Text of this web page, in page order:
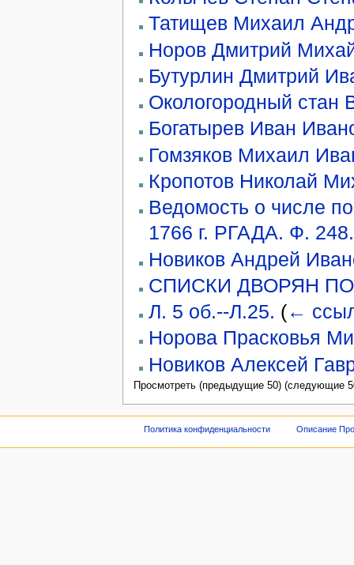
Татищев Михаил
Норов Дмитрий
Бутурлин Дмитрий
Окологородный стан
Богатырев Иван
Гомзяков Михаил
Кропотов Николай
Ведомость о числе
1766 г. РГАДА. Ф.
Новиков Андрей
СПИСКИ ДВОРЯН
Л. 5 об.--Л.25. (←
Норова Прасковья
Новиков Алексей
Просмотреть (предыдущие 50) (следующие
Политика конфиденциальности Описание